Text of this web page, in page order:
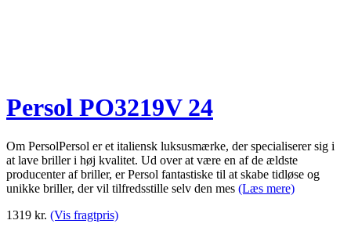
Persol PO3219V 24
Om PersolPersol er et italiensk luksusmærke, der specialiserer sig i
at lave briller i høj kvalitet. Ud over at være en af de ældste
producenter af briller, er Persol fantastiske til at skabe tidløse og
unikke briller, der vil tilfredsstille selv den mes (Læs mere)
1319 kr. (Vis fragtpris)